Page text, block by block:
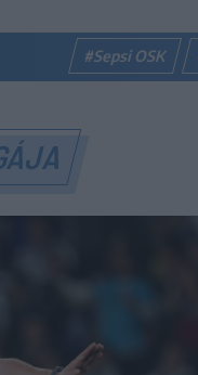
#Sepsi OSK